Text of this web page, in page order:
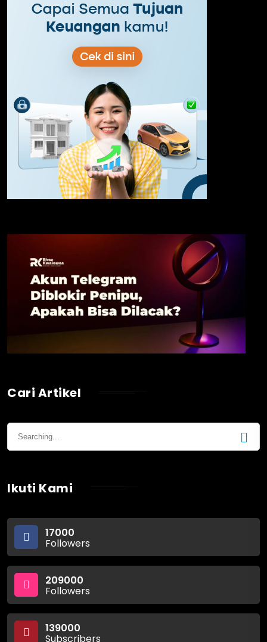
Cari Artikel
Ikuti Kami
17000
Followers
209000
Followers
139000
Subscribers